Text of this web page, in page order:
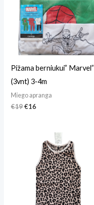
Pižama berniukui” Marvel”
(3vnt) 3-4m
Miego apranga
€19€16